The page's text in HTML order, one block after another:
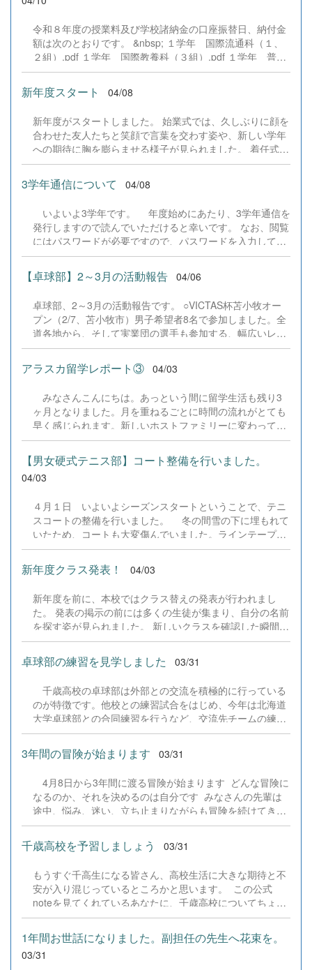
親身に教える3年生の姿はとても逞しく、頼もしく感じら
ような立派な姿で、後輩を導いてくれることを期待してい
ます。
令和８年度の授業料及び学校諸納金の口座振替日、納付金
額は次のとおりです。 &nbsp; １学年 国際流通科（１、
２組）.pdf １学年 国際教養科（３組）.pdf １学年 普通
科（４～８組）.pdf &nbsp; ２学年 国際流通科（１、２
組）.pdf ２学年 国際教養科（３組）.pdf ２学年 普通科
（４～８組）.pdf &nbsp; ３学年 国際流通科（１、２
（４～８組）.pdf
新年度スタート 04/08
新年度がスタートしました。 始業式では、久しぶりに顔を
合わせた友人たちと笑顔で言葉を交わす姿や、新しい学年
への期待に胸を膨らませる様子が見られました。 着任式で
は、新たに本校に加わった先生方をお迎えし、少し緊張し
た空気の中にも、これから始まる一年への前向きな気持ち
が感じられました。 校内にはどこかそわそわとした春らし
になりますように。
3学年通信について 04/08
いよいよ3学年です。 年度始めにあたり、3学年通信を
発行しますので読んでいただけると幸いです。 なお、閲覧
にはパスワードが必要ですので、パスワードを入力してご
覧ください。 パスワードは安心安全メールで周知していま
す。 ３学年通信NO1（20260408）.pdf
【卓球部】2～3月の活動報告 04/06
卓球部、2～3月の活動報告です。 ○VICTAS杯苫小牧オー
プン（2/7、苫小牧市）男子希望者8名で参加しました。全
道各地から、そして実業団の選手も参加する、幅広いレベ
ルの方々が参加するオープン大会。その中で本校の選手も
それぞれが練習の成果を試すべく、懸命に試合に臨んでい
ました。上位進出はなりませんでしたが、普段とは違い社
い経験を積むことができました。 &nbsp; ○ジョブキタ杯オ
ープン大会（2/7-8、札幌市）道内の大学生や高校の強豪校
が集まるハイレベルな大会に、女子チームが推薦をいただ
き参加してきました。初日は団体戦とダブルス、2日目は
シングルスが行われ、なかなか勝つことはできませんでし
たが、ライバルとなる高校相手と接戦を繰り広げるなど、
きました。主催の北海道学生卓球連盟の皆様、また衆議院
選挙の影響に伴い会場を提供していただいた札幌国際大学
の皆様、このような素晴らしい機会をいただき、ありがと
うございました。今後もよろしくお願いします。 【結果】
B 0-3 ...
アラスカ留学レポート③ 04/03
みなさんこんにちは。あっという間に留学生活も残り3
ヶ月となりました。月を重ねるごとに時間の流れがとても
早く感じられます。新しいホストファミリーに変わって2
ヶ月が経ちましたが、前のホストファミリーと過ごしてい
た時とほとんど変わらず、快適に生活することができてい
ます。 アラスカでは12月から1月の間だけ日中の時間が
とても短くなります。朝9時頃になるまで夜のように暗
を浴びる時間が少ないことで気分が落ち込んでしまうこと
もあるそうです。私はそのようなことはありませんでした
が、12月になる前からビタミンDを摂取することをおすす
めしたいです。 実は、新しいホストファミリーに移動す
る前にパッキングをしていた際、持ってきた2個のキャリ
ーケースに荷物が入りきらず、もう1個キャリーケースを
貸してもらうことになりました。アラスカに来てから服や
物をたくさん購入したため、日本から持ってくる服は最低
限の量で十分だと思います。アメリカには日本で売ってい
ないものも多く、買い物を楽しむことができると思いま
ら持ってきた食...
【男女硬式テニス部】コート整備を行いました。
04/03
４月１日 いよいよシーズンスタートということで、テニ
スコートの整備を行いました。 冬の間雪の下に埋もれて
いたため、コートも大変傷んでいました。ラインテープを
貼り替え、ローラーをかけたり、楽しく? 作業を行いま
した。コート整備を終え、久しぶりにボールの感触を味わ
いました。 &nbsp; &nbsp;
新年度クラス発表！ 04/03
新年度を前に、本校ではクラス替えの発表が行われまし
た。 発表の掲示の前には多くの生徒が集まり、自分の名前
を探す姿が見られました。 新しいクラスを確認した瞬間、
戸惑いの表情を浮かべる生徒もいれば、友人と顔を見合わ
せて笑顔を見せる生徒の姿もありました。 それぞれの思い
が交錯する中で、新たな一年への期待も感じられる時間と
人ひとりの成長につながっていくことを願っています。
卓球部の練習を見学しました 03/31
千歳高校の卓球部は外部との交流を積極的に行っている
のが特徴です。他校との練習試合をはじめ、今年は北海道
大学卓球部との合同練習を行うなど、交流先チームの練習
法にも触れることができ、卓球の視野を常に拡げていま
す。 千歳高校卓球部は昨今男女とも全道大会に連続出場
しております。新人全道大会女子団体では大変悔しい敗戦
ら、内容の濃い練習に日頃から取り組んでいます。 練習
を見学させていただいた日も男女が対戦するなど、練習パ
ートナーを入れ替えながら様々なタイプの対戦相手に対応
できるよう工夫されていました。昨年の悔しさを糧に選手
の皆さんがそれぞれに飛躍できる一年になるよう期待しま
3年間の冒険が始まります 03/31
4月8日から3年間に渡る冒険が始まります どんな冒険に
なるのか、それを決めるのは自分です みなさんの先輩は
途中、悩み、迷い、立ち止まりながらも冒険を続けてきま
した 悔しくて何度も泣いた チームメイトも泣いてい
た でもやり切った3年間は最高の時間だった 今、北米大
陸で英語を学び、国際感覚を養っている 異なる文化や言
る 自分の専門競技の部活がなくても、一人で練習を続
け、3年生の夏にインターハイ優勝に輝いた 学校の先生に
なりたくて、高校生でありながら大学で教育学を学んだ新
3年生 今年も教育大へ通う 行動が夢の力に 志望校に
合格するために誰よりも早く教室のドアを開ける 画面で
見つけた自分の受検番号 上手くなりたい一心で人知れず
千歳高校を予習しましょう 03/31
もうすぐ千高生になる皆さん、高校生活に大きな期待と不
安が入り混じっているところかと思います。 この公式
noteを見てくれているあなたに、千歳高校についてちょっ
と早めのレクチャーをさせていただきますね。呼び方編 1
千高生の各学科の呼び方 国際教養科 &rarr; きょうよう
国際流通科 &rarr; りゅうつう 普通科 &rarr; ふつう
か 普通科だけフルネームで呼ばれることが多いの
1年間お世話になりました。副担任の先生へ花束を。
03/31